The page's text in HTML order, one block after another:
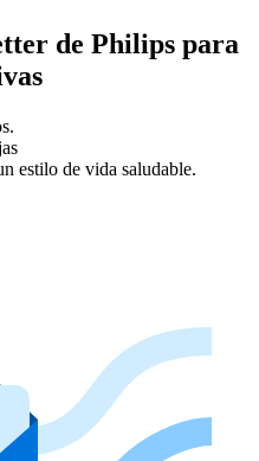
de Philips para
estilo de vida saludable.